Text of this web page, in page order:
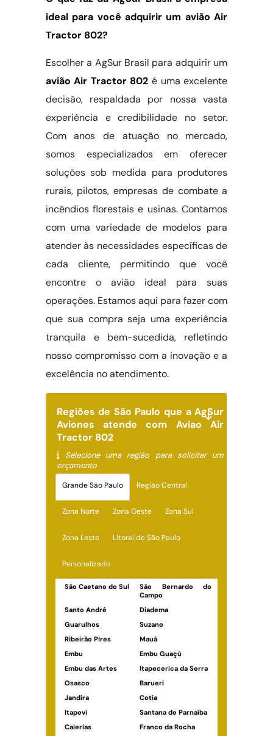
ideal para você adquirir um avião Air
Tractor 802?
Escolher a AgSur Brasil para adquirir um
avião Air Tractor 802 é uma excelente
decisão, respaldada por nossa vasta
experiência e credibilidade no setor.
Com anos de atuação no mercado,
somos especializados em oferecer
soluções sob medida para produtores
rurais, pilotos, empresas de combate a
incêndios florestais e usinas. Contamos
com uma variedade de modelos para
atender às necessidades específicas de
cada cliente, permitindo que você
encontre o avião ideal para suas
operações. Estamos aqui para fazer com
que sua compra seja uma experiência
tranquila e bem-sucedida, refletindo
nosso compromisso com a inovação e a
excelência no atendimento.
Regiões de São Paulo que a AgSur
Aviones atende com Aviao Air
Tractor 802
Selecione uma região para solicitar um
orçamento
Grande São Paulo Região Central
Zona Norte Zona Oeste Zona Sul
Zona Leste Litoral de São Paulo
Personalizado
São Caetano do Sul
São Bernardo do
Campo
Santo André
Diadema
Guarulhos
Suzano
Ribeirão Pires
Mauá
Embu
Embu Guaçú
Embu das Artes
Itapecerica da Serra
Osasco
Barueri
Jandira
Cotia
Itapevi
Santana de Parnaíba
Caierias
Franco da Rocha